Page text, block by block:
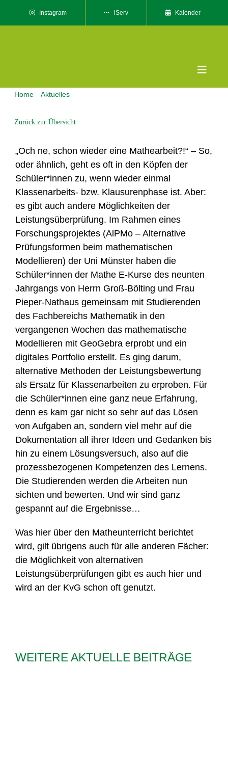
Instagram iServ Kalender
Toggle
Home
Aktuelles
Zurück zur Übersicht
„Och ne, schon wieder eine Mathearbeit?!“ – So,
oder ähnlich, geht es oft in den Köpfen der
Schüler*innen zu, wenn wieder einmal
Klassenarbeits- bzw. Klausurenphase ist. Aber:
es gibt auch andere Möglichkeiten der
Leistungsüberprüfung. Im Rahmen eines
Forschungsprojektes (AlPMo – Alternative
Prüfungsformen beim mathematischen
Modellieren) der Uni Münster haben die
Schüler*innen der Mathe E-Kurse des neunten
Jahrgangs von Herrn Groß-Bölting und Frau
Pieper-Nathaus gemeinsam mit Studierenden
des Fachbereichs Mathematik in den
vergangenen Wochen das mathematische
Modellieren mit GeoGebra erprobt und ein
digitales Portfolio erstellt. Es ging darum,
alternative Methoden der Leistungsbewertung
als Ersatz für Klassenarbeiten zu erproben. Für
die Schüler*innen eine ganz neue Erfahrung,
denn es kam gar nicht so sehr auf das Lösen
von Aufgaben an, sondern viel mehr auf die
Dokumentation all ihrer Ideen und Gedanken bis
hin zu einem Lösungsversuch, also auf die
prozessbezogenen Kompetenzen des Lernens.
Die Studierenden werden die Arbeiten nun
sichten und bewerten. Und wir sind ganz
gespannt auf die Ergebnisse…
Was hier über den Matheunterricht berichtet
wird, gilt übrigens auch für alle anderen Fächer:
die Möglichkeit von alternativen
Leistungsüberprüfungen gibt es auch hier und
wird an der KvG schon oft genutzt.
WEITERE AKTUELLE BEITRÄGE